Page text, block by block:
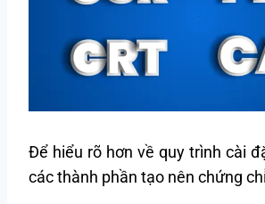
Để hiểu rõ hơn về quy trình cài
các thành phần tạo nên chứng